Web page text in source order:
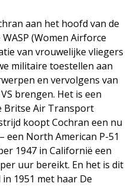
aan het hoofd van de
(Women Airforce
van vrouwelijke vliegers
militaire toestellen aan
en vervolgens van
brengen. Het is een
Britse Air Transport
koopt Cochran een nu
een North American P-51
1947 in Californië een
uur bereikt. En het is dit
1951 met haar De